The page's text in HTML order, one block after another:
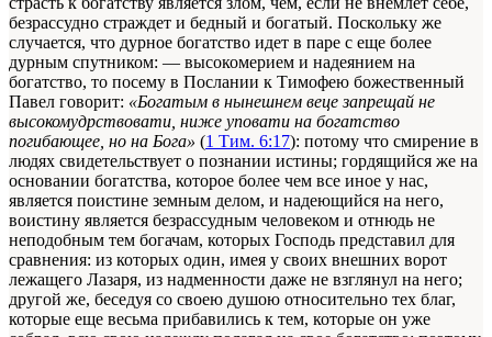
безрассудно страждет и бедный и богатый. Поскольку же
случается, что дурное богатство идет в паре с еще более
дурным спутником: — высокомерием и надеянием на
богатство, то посему в Послании к Тимофею божественный
Павел говорит: «Богатым в нынешнем веце запрещай не
высокомудрствовати, ниже уповати на богатство
погибающее, но на Бога» (1 Тим. 6:17): потому что смирение в
людях свидетельствует о познании истины; гордящийся же на
основании богатства, которое более чем все иное у нас,
является поистине земным делом, и надеющийся на него,
воистину является безрассудным человеком и отнюдь не
неподобным тем богачам, которых Господь представил для
сравнения: из которых один, имея у своих внешних ворот
лежащего Лазаря, из надменности даже не взглянул на него;
другой же, беседуя со своею душою относительно тех благ,
которые еще весьма прибавились к тем, которые он уже